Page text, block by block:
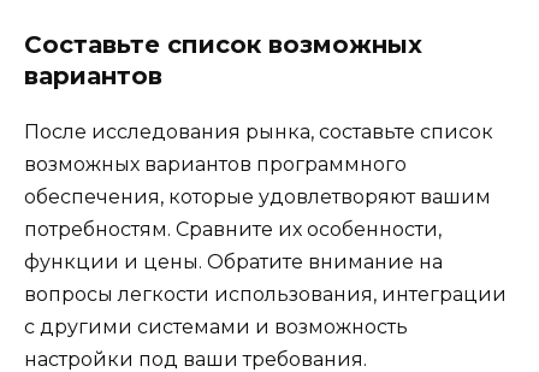
Составьте список возможных
вариантов
После исследования рынка, составьте список
возможных вариантов программного
обеспечения, которые удовлетворяют вашим
потребностям. Сравните их особенности,
функции и цены. Обратите внимание на
вопросы легкости использования, интеграции
с другими системами и возможность
настройки под ваши требования.